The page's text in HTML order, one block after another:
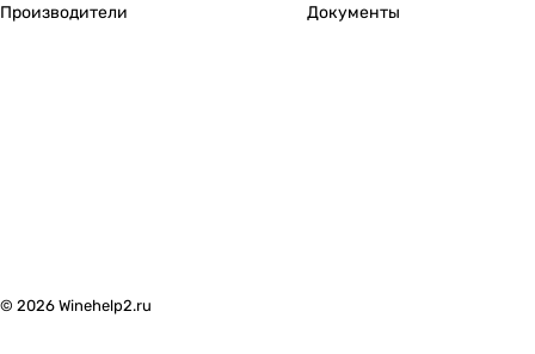
Производители
Документы
© 2026 Winehelp2.ru